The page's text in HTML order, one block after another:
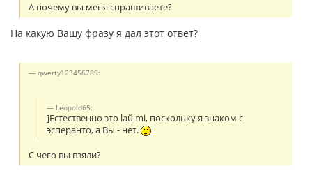
А почему вы меня спрашиваете?
На какую Вашу фразу я дал этот ответ?
qwerty123456789:
Leopold65:
]Естественно это laŭ mi, поскольку я знаком с
эсперанто, а Вы - нет.
С чего вы взяли?